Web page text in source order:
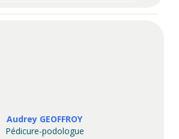
Audrey GEOFFROY
Pédicure-podologue